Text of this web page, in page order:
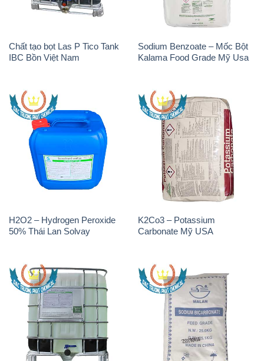
Chất tạo bọt Las P Tico Tank
IBC Bồn Việt Nam
Sodium Benzoate – Mốc Bột
Kalama Food Grade Mỹ Usa
H2O2 – Hydrogen Peroxide
50% Thái Lan Solvay
K2Co3 – Potassium
Carbonate Mỹ USA